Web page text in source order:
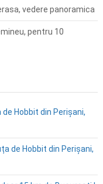
vedere panoramica
pentru 10
Hobbit din Perișani,
de Hobbit din Perișani,